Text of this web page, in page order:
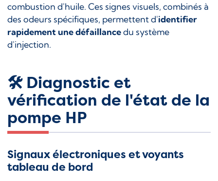
combustion d'huile. Ces signes visuels, combinés à
des odeurs spécifiques, permettent d'identifier
rapidement une défaillancedu système
d'injection.
🛠️ Diagnostic et
vérification de l'état de la
pompe HP
Signaux électroniques et voyants
tableau de bord